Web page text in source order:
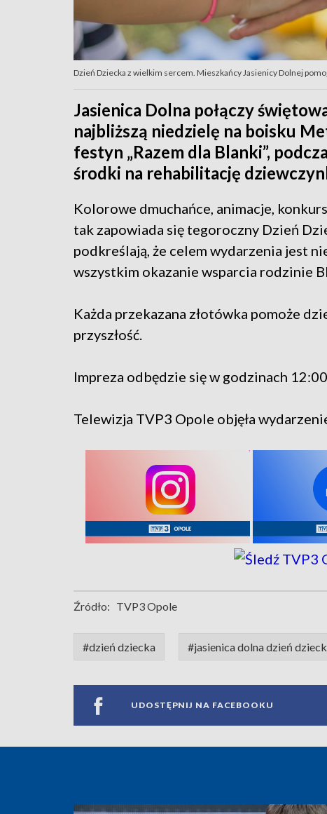
Dzień Dziecka z wielkim sercem. Mieszkańcy Jasienicy Dolnej
Jasienica Dolna połączy
najbliższą niedzielę na boisku
festyn „Razem dla Blanki”,
środki na rehabilitację
Kolorowe dmuchańce, animacje,
tak zapowiada się tegoroczny Dzień
podkreślają, że celem wydarzenia jest
wszystkim okazanie wsparcia rodzinie
Każda przekazana złotówka pomoże
przyszłość.
Impreza odbędzie się w godzinach
Telewizja TVP3 Opole objęła
Źródło: TVP3 Opole
#dzień dziecka #jasienica dolna dzień
UDOSTĘPNIJ NA FACEBOOKU